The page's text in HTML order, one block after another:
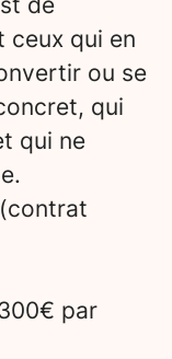
ceux qui en
ou se
qui
qui ne
par